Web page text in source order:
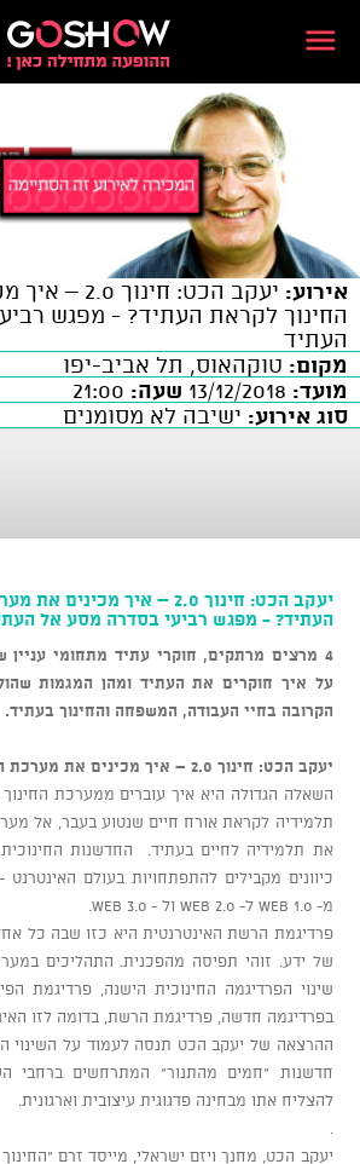
אירוע:
יעקב הכט:
החינוך לקראת העתיד? - מפגש
העתיד
מקום: טוקהאוס, תל אביב-יפו
מועד:
שעה:
סוג אירוע: ישיבה לא מסומנים
יעקב הכט: חינוך 2.0 – איך
העתיד? - מפגש רביעי בסדרה מסע אל
4 מרצים מרתקים, חוקרי עתיד מתחומי
על איך חוקרים את העתיד ומהן המגמות
הקרובה בחיי העבודה, המשפחה והחינוך בעתיד.
יעקב הכט: חינוך 2.0 – איך מכינים את מערכת החינוך לקראת העתיד?
השאלה הגדולה היא איך עוברים ממערכת
תלמידיה לקראת אורח חיים שנטוע בעבר, אל
את תלמידיה לחיים בעתיד. החדשנות
כיוונים מקבילים להתפתחויות בעולם
מ- WEB 1.0 ל- 2.0 WEB ול - 3.0 WEB.
פרדיגמת הרשת האינטרנטית היא כזו שבה כל
של ידע. זוהי תפיסה מהפכנית. התהליכים
שינוי הפרדיגמה החינוכית הישנה, פרדיגמת
בפרדיגמה חדשה, פרדיגמת הרשת, בדומה לזו
ההרצאה של יעקב הכט תנסה לעמוד על השינוי
חדשנות "חמים מהתנור" המתרחשים ברחבי
להצליח אתו מבחינה פדגוגית עיצובית וארגונית.
יעקב הכט, מחנך ויזם ישראלי, מייסד זרם